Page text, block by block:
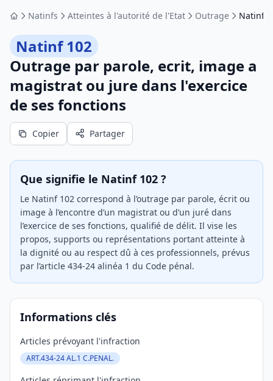
AccueilNatinfs Atteintes à l'autorité de l'Etat Outrage Natinf
Natinf 102
Outrage par parole, ecrit, image a
magistrat ou jure dans l'exercice
de ses fonctions
Copier Partager
Que signifie le Natinf 102 ?
Le Natinf 102 correspond à l’outrage par parole, écrit ou
image à l’encontre d’un magistrat ou d’un juré dans
l’exercice de ses fonctions, qualifié de délit. Il vise les
propos, supports ou représentations portant atteinte à
la dignité ou au respect dû à ces professionnels, prévus
par l’article 434-24 alinéa 1 du Code pénal.
Informations clés
Articles prévoyant l'infraction
ART.434-24 AL.1 C.PENAL.